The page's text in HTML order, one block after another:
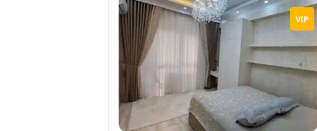
VIP